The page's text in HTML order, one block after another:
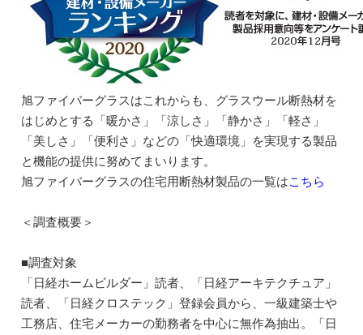
旭ファイバーグラスはこれからも、グラスウール断熱材を
はじめとする「暖かさ」「涼しさ」「静かさ」「軽さ」
「美しさ」「便利さ」などの「快適環境」を実現する製品
と機能の提供に努めてまいります。
旭ファイバーグラスの住宅用断熱材製品の一覧はこちら
＜調査概要＞
■調査対象
「日経ホームビルダー」読者、「日経アーキテクチュア」
読者、「日経クロステック」登録会員から、一級建築士や
工務店、住宅メーカーの勤務者を中心に無作為抽出。「日